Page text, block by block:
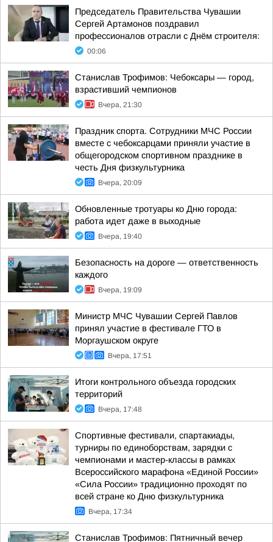
Председатель Правительства Чувашии
Сергей Артамонов поздравил
профессионалов отрасли с Днём строителя:
00:06
Станислав Трофимов: Чебоксары — город,
взрастивший чемпионов
Вчера, 21:30
Праздник спорта. Сотрудники МЧС России
вместе с чебоксарцами приняли участие в
общегородском спортивном празднике в
честь Дня физкультурника
Вчера, 20:09
Обновленные тротуары ко Дню города:
работа идет даже в выходные
Вчера, 19:40
Безопасность на дороге — ответственность
каждого
Вчера, 19:09
Министр МЧС Чувашии Сергей Павлов
принял участие в фестивале ГТО в
Моргаушском округе
Вчера, 17:51
Итоги контрольного объезда городских
территорий
Вчера, 17:48
Спортивные фестивали, спартакиады,
турниры по единоборствам, зарядки с
чемпионами и мастер-классы в рамках
Всероссийского марафона «Единой России»
«Сила России» традиционно проходят по
всей стране ко Дню физкультурника
Вчера, 17:34
Станислав Трофимов: Пятничный вечер